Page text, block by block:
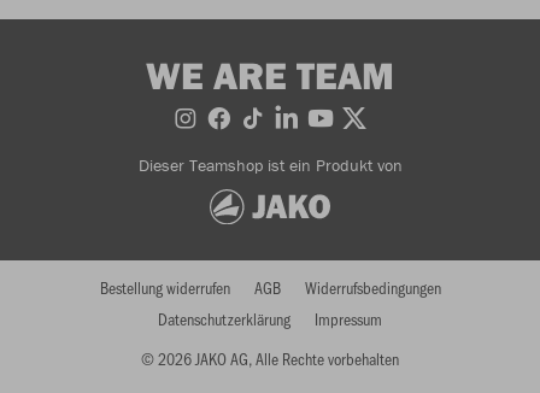
WE ARE TEAM
Dieser Teamshop ist ein Produkt von
© 2026 JAKO AG, Alle Rechte vorbehalten
Bestellung widerrufen AGB
Widerrufsbedingungen
Datenschutzerklärung
Impressum